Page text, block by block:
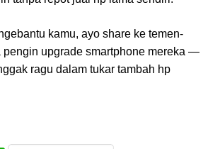
kamu, ayo share ke temen-
pengin upgrade smartphone mereka —
ragu dalam tukar tambah hp